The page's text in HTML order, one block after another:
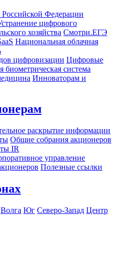
Федерации
цифрового
хозяйства Смотри.ЕГЭ
Национальная облачная
цифровизации Цифровые
биометрическая система
Инноваторам и
раскрытие информации
Общие собрания акционеров
IR
управление
Полезные ссылки
Волга Юг Северо-Запад Центр